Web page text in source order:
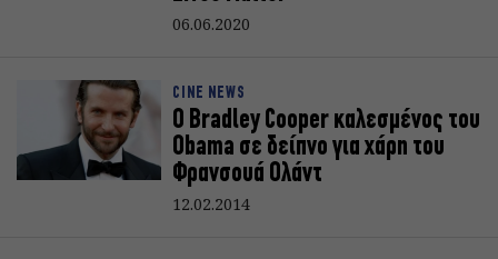
06.06.2020
CINE NEWS
O Bradley Cooper καλεσμένος του
Obama σε δείπνο για χάρη του
Φρανσουά Ολάντ
12.02.2014